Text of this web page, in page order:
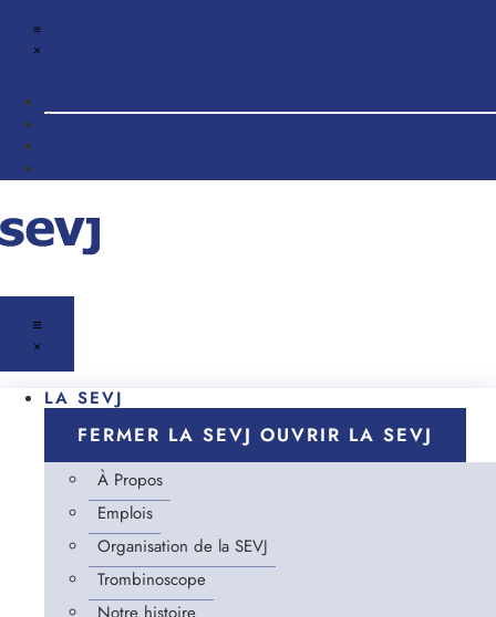
LA SEVJ
FERMER LA SEVJ OUVRIR LA SEVJ
À Propos
Emplois
Organisation de la SEVJ
Trombinoscope
Notre histoire